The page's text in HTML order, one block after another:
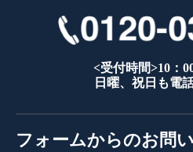
<受付時間>10：
日曜、祝日も電
フォームからのお問